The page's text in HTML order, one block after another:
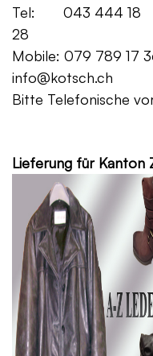
Tel: 043 444 18
Mobile: 079 789 17
info@kotsch.ch
Bitte Telefonische
Lieferung für Kanton